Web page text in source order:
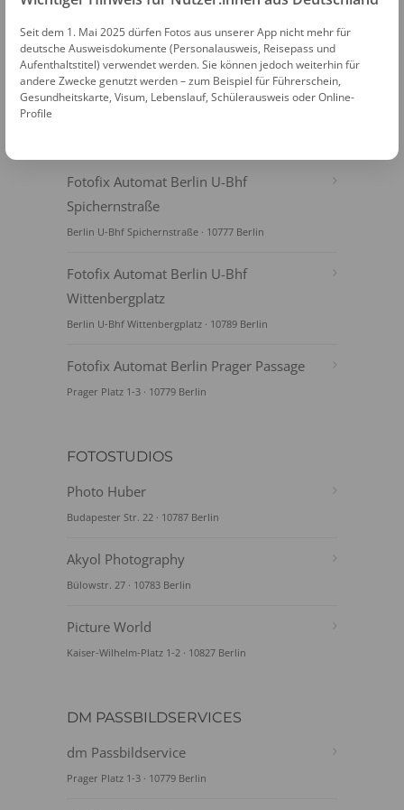
Fotofix Automat Berlin U-Bhf
Spichernstraße
Berlin U-Bhf Spichernstraße · 10777 Berlin
Fotofix Automat Berlin U-Bhf
Wittenbergplatz
Berlin U-Bhf Wittenbergplatz · 10789 Berlin
Fotofix Automat Berlin Prager Passage
Prager Platz 1-3 · 10779 Berlin
FOTOSTUDIOS
Photo Huber
Budapester Str. 22 · 10787 Berlin
Akyol Photography
Bülowstr. 27 · 10783 Berlin
Picture World
Kaiser-Wilhelm-Platz 1-2 · 10827 Berlin
DM PASSBILDSERVICES
dm Passbildservice
Prager Platz 1-3 · 10779 Berlin
Seit dem 1. Mai 2025 dürfen Fotos aus unserer App nicht mehr für
deutsche Ausweisdokumente (Personalausweis, Reisepass und
Aufenthaltstitel) verwendet werden. Sie können jedoch weiterhin für
andere Zwecke genutzt werden – zum Beispiel für Führerschein,
Gesundheitskarte, Visum, Lebenslauf, Schülerausweis oder Online-
Profile